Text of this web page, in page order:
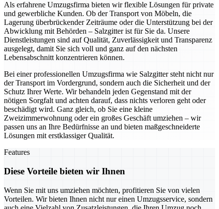
Als erfahrene Umzugsfirma bieten wir flexible Lösungen für private
und gewerbliche Kunden. Ob der Transport von Möbeln, die
Lagerung überbrückender Zeiträume oder die Unterstützung bei der
Abwicklung mit Behörden – Salzgitter ist für Sie da. Unsere
Dienstleistungen sind auf Qualität, Zuverlässigkeit und Transparenz
ausgelegt, damit Sie sich voll und ganz auf den nächsten
Lebensabschnitt konzentrieren können.
Bei einer professionellen Umzugsfirma wie Salzgitter steht nicht nur
der Transport im Vordergrund, sondern auch die Sicherheit und der
Schutz Ihrer Werte. Wir behandeln jeden Gegenstand mit der
nötigen Sorgfalt und achten darauf, dass nichts verloren geht oder
beschädigt wird. Ganz gleich, ob Sie eine kleine
Zweizimmerwohnung oder ein großes Geschäft umziehen – wir
passen uns an Ihre Bedürfnisse an und bieten maßgeschneiderte
Lösungen mit erstklassiger Qualität.
Features
Diese Vorteile bieten wir Ihnen
Wenn Sie mit uns umziehen möchten, profitieren Sie von vielen
Vorteilen. Wir bieten Ihnen nicht nur einen Umzugsservice, sondern